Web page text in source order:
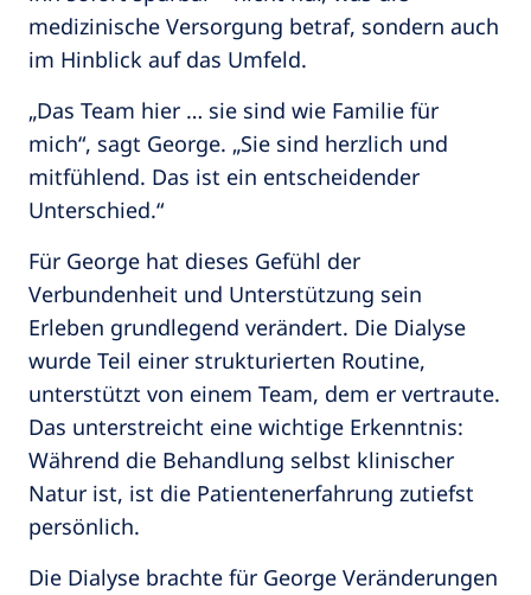
medizinische Versorgung betraf, sondern auch
im Hinblick auf das Umfeld.
„Das Team hier … sie sind wie Familie für
mich“, sagt George. „Sie sind herzlich und
mitfühlend. Das ist ein entscheidender
Unterschied.“
Für George hat dieses Gefühl der
Verbundenheit und Unterstützung sein
Erleben grundlegend verändert. Die Dialyse
wurde Teil einer strukturierten Routine,
unterstützt von einem Team, dem er vertraute.
Das unterstreicht eine wichtige Erkenntnis:
Während die Behandlung selbst klinischer
Natur ist, ist die Patientenerfahrung zutiefst
persönlich.
Die Dialyse brachte für George Veränderungen